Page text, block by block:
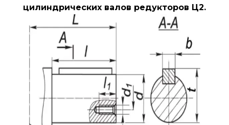
цилиндрических валов редукторов Ц2.